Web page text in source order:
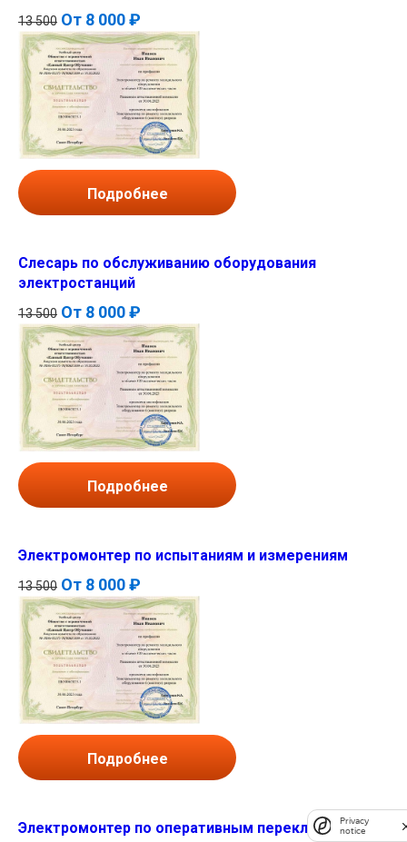
13 500 От 8 000 ₽
Подробнее
Слесарь по обслуживанию оборудования
электростанций
13 500 От 8 000 ₽
Подробнее
Электромонтер по испытаниям и измерениям
13 500 От 8 000 ₽
Подробнее
Электромонтер по оперативным переключениям в
Privacy
notice